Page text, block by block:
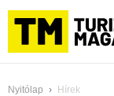
Nyitólap › Hírek